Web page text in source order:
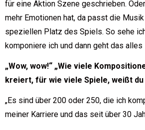
für eine Aktion Szene geschrieben.
mehr Emotionen hat, da passt die
speziellen Platz des Spiels. So sehe
komponiere ich und dann geht das alles
„Wow, wow!“ „Wie viele
kreiert, für wie viele Spiele, weißt du
„Es sind über 200 oder 250, die ich
meiner Karriere und das seit über 30